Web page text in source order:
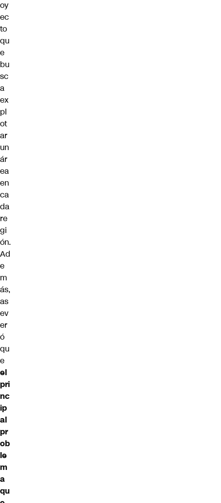
oy
ec
to
qu
e
bu
sc
a
ex
pl
ot
ar
un
ár
ea
en
ca
da
re
gi
ón.
Ad
e
m
ás,
as
ev
er
ó
qu
e
el
pri
nc
ip
al
pr
ob
le
m
a
qu